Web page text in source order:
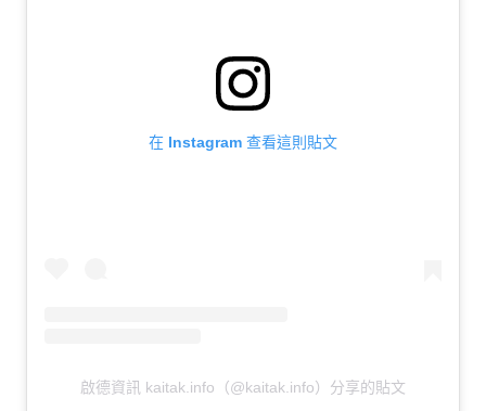
在 Instagram 查看這則貼文
啟德資訊 kaitak.info（@kaitak.info）分享的貼文